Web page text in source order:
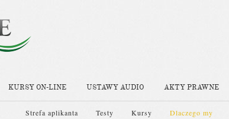
KURSY ON-LINE USTAWY AUDIO AKTY PRAWNE
Strefa aplikanta Testy Kursy Dlaczego my